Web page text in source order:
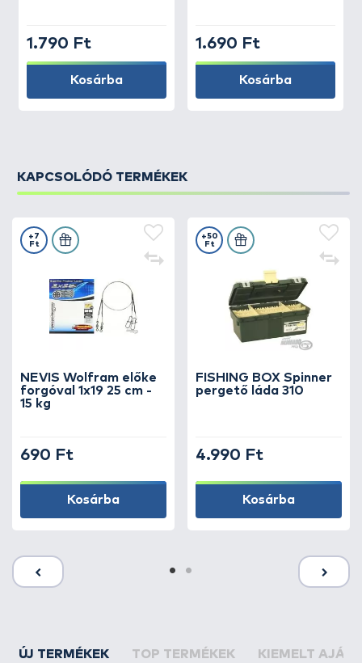
1.790 Ft
Kosárba
1.690 Ft
Kosárba
KAPCSOLÓDÓ TERMÉKEK
NEVIS Wolfram előke
forgóval 1x19 25 cm -
15 kg
+7
Ft
690 Ft
Kosárba
FISHING BOX Spinner
pergető láda 310
+50
Ft
4.990 Ft
Kosárba
ÚJ TERMÉKEK TOP TERMÉKEK KIEMELT